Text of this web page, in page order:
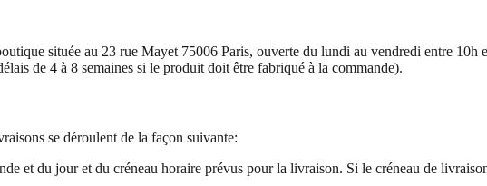
située au 23 rue Mayet 75006 Paris, ouverte du lundi au vendredi entre 10h
de 4 à 8 semaines si le produit doit être fabriqué à la commande).
se déroulent de la façon suivante:
et du jour et du créneau horaire prévus pour la livraison. Si le créneau de